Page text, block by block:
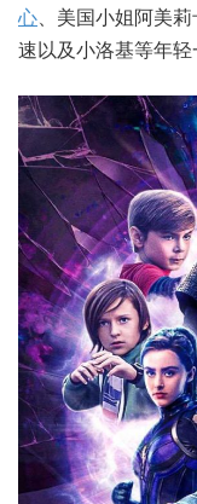
心、美国小姐阿美
速以及小洛基等年